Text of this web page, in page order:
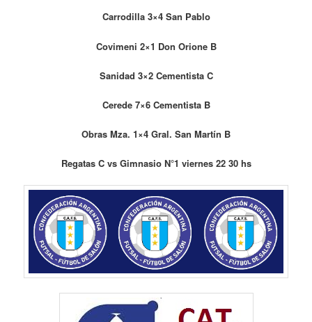
Carrodilla 3×4 San Pablo
Covimeni 2×1 Don Orione B
Sanidad 3×2 Cementista C
Cerede 7×6 Cementista B
Obras Mza. 1×4 Gral. San Martín B
Regatas C vs Gimnasio N°1 viernes 22 30 hs